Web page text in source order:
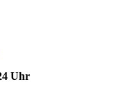
Uhr